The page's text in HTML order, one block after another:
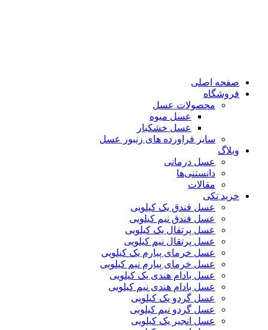
صفحه اصلی
فروشگاه
محصولات عسل
عسل میوه
عسل خشکبار
سایر فراورده های زنبور عسل
وبلاگ
عسل درمانی
دانستنی‌ها
مقالات
خرید تکی
عسل فندق یک کیلویی
عسل فندق نیم کیلویی
عسل پرتقال یک کیلویی
عسل پرتقال نیم کیلویی
عسل خرمای پیارم یک کیلویی
عسل خرمای پیارم نیم کیلویی
عسل بادام هندی یک کیلویی
عسل بادام هندی نیم کیلویی
عسل گردو یک کیلویی
عسل گردو نیم کیلویی
عسل انجیر یک کیلویی